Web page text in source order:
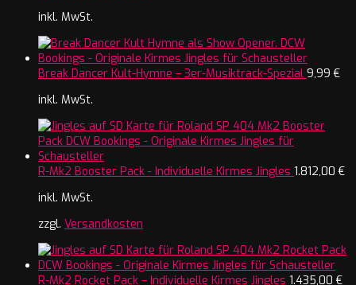
inkl. MwSt.
Break Dancer Kult-Hymne – 3er-Musiktrack-Spezial 9,99 €
inkl. MwSt.
R-Mk2 Booster Pack - Individuelle Kirmes Jingles 1.812,00 €
inkl. MwSt.
zzgl. Versandkosten
R-Mk2 Rocket Pack – Individuelle Kirmes Jingles 1.435,00 €